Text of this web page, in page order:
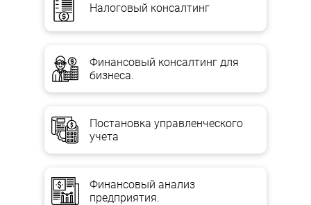
Налоговый консалтинг
Финансовый консалтинг для
бизнеса.
Постановка управленческого
учета
Финансовый анализ
предприятия.